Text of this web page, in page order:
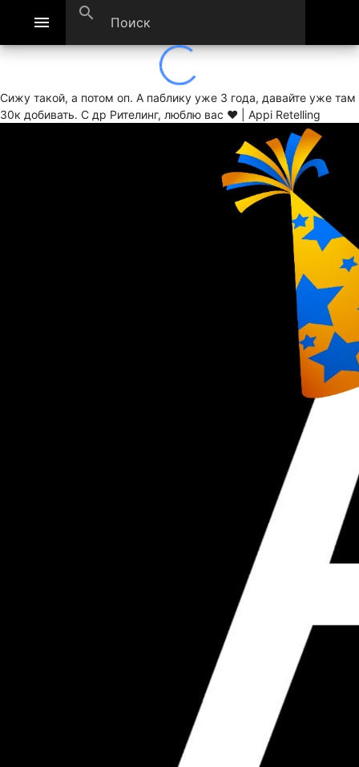
menu search
Сижу такой, а потом оп. А паблику уже 3 года, давайте уже там
30к добивать. С др Рителинг, люблю вас ❤ | Appi Retelling